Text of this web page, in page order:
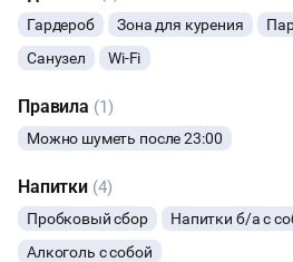
Гардероб Зона для курения
Санузел
Wi-Fi
Правила (1)
Можно шуметь после 23:00
Напитки (4)
Пробковый сбор Напитки б/а с
Алкоголь с собой
ДИСКОТЕКА
НАСТОЛЬНЫЕ ИГРЫ
ТИМБИЛДИНГ